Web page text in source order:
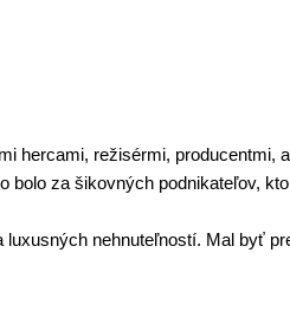
hercami, režisérmi,
za šikovných podnikateľov,
luxusných nehnuteľností. Mal byť